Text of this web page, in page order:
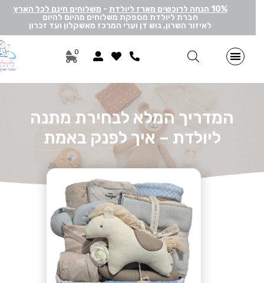
10% הנחה לרוכשים מארז ליולדת -משלוחים חינם לכל הארץ
חברת ליולדת מספקת משלוחים מהיום להיום
לאיזור השרון, גוש דן וערי המרכז מאשקלון ועד זכרון
המדריך המלא לבחירת מתנה
ליולדת – איך לפנק באמת